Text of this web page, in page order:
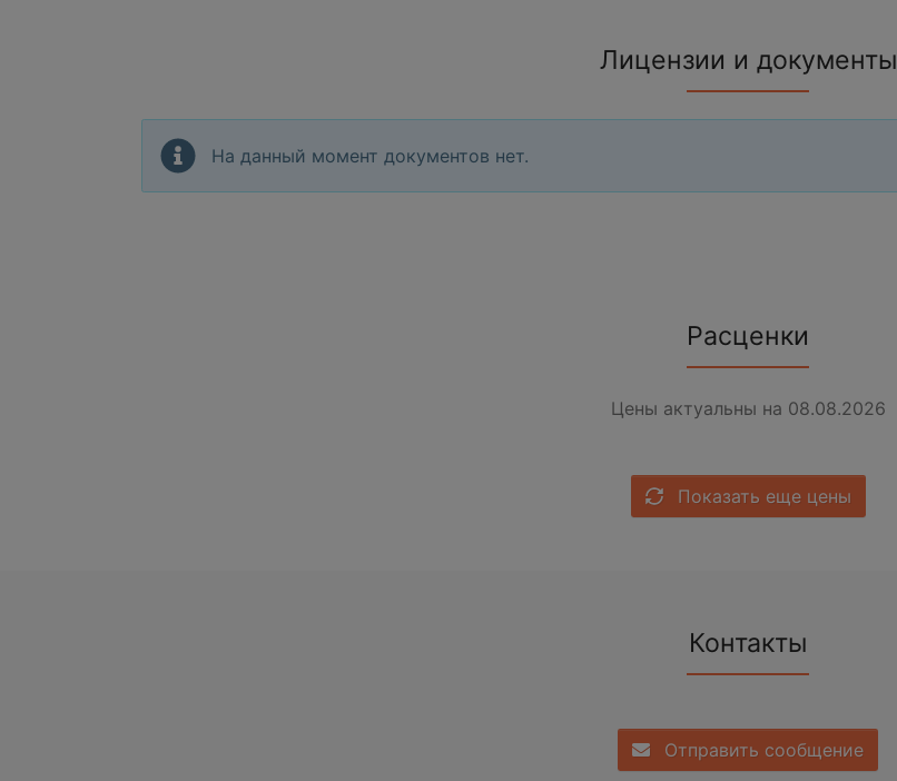
Лицензии и документы
На данный момент документов нет.
Расценки
Цены актуальны на 08.08.2026
Показать еще цены
Контакты
Отправить сообщение